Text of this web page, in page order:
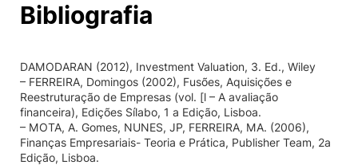
Bibliografia
DAMODARAN (2012), Investment Valuation, 3. Ed., Wiley
– FERREIRA, Domingos (2002), Fusões, Aquisições e
Reestruturação de Empresas (vol. [l – A avaliação
financeira), Edições Sílabo, 1 a Edição, Lisboa.
– MOTA, A. Gomes, NUNES, JP, FERREIRA, MA. (2006),
Finanças Empresariais- Teoria e Prática, Publisher Team, 2a
Edição, Lisboa.